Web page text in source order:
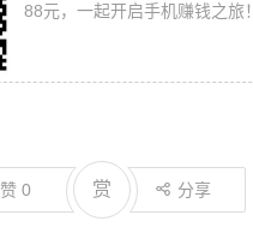
88元，一起开启手机赚钱之旅！
赞0 赏 分享